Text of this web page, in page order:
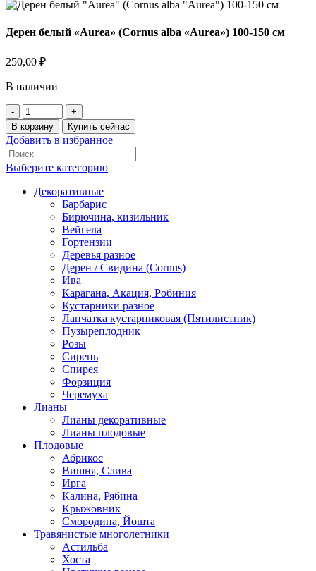
Дерен белый «Aurea» (Cornus alba «Aurea») 100-150 см
250,00 ₽
В наличии
Количество
товара
Дерен
белый
"Aurea"
(Cornus
alba
"Aurea")
В корзину Купить сейчас
Добавить в избранное
Выберите категорию
Декоративные
Барбарис
Бирючина, кизильник
Вейгела
Гортензии
Деревья разное
Дерен / Свидина (Cornus)
Ива
Карагана, Акация, Робиния
Кустарники разное
Лапчатка кустарниковая (Пятилистник)
Пузыреплодник
Розы
Сирень
Спирея
Форзиция
Черемуха
Лианы
Лианы декоративные
Лианы плодовые
Плодовые
Абрикос
Вишня, Слива
Ирга
Калина, Рябина
Крыжовник
Смородина, Йошта
Травянистые многолетники
Астильба
Хоста